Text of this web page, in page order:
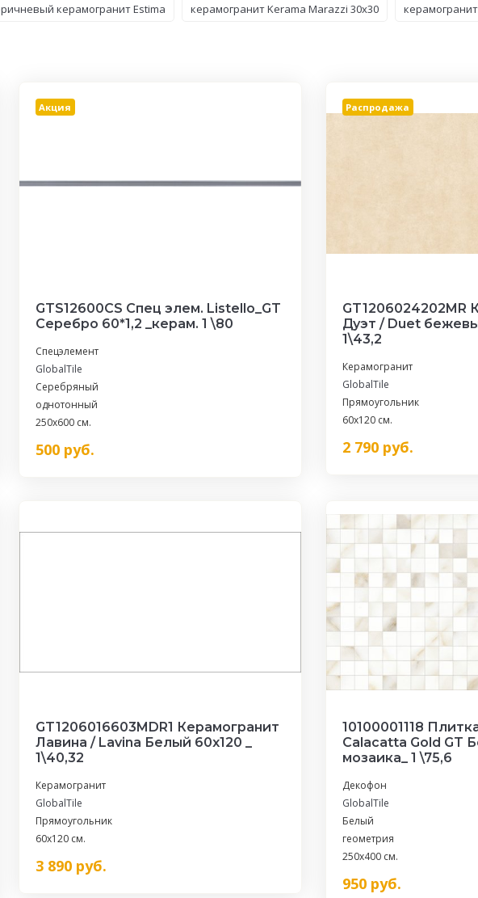
керамогранит Estima керамогранит Kerama Marazzi 30x30
Акция
GTS12600CS Спец элем. Listello_GT
Серебро 60*1,2 _керам. 1 \80
Спецэлемент
GlobalTile
Серебряный
однотонный
250x600 см.
500руб.
Распродажа
GT1206024202MR
Дуэт / Duet
1\43,2
Керамогранит
GlobalTile
Прямоугольник
60x120 см.
2 790руб.
GT1206016603MDR1 Керамогранит
Лавина / Lavina Белый 60x120 _
1\40,32
Керамогранит
GlobalTile
Прямоугольник
60x120 см.
3 890руб.
10100001118
Calacatta Gold GT
мозаика_ 1 \75,6
Декофон
GlobalTile
Белый
геометрия
250x400 см.
950руб.